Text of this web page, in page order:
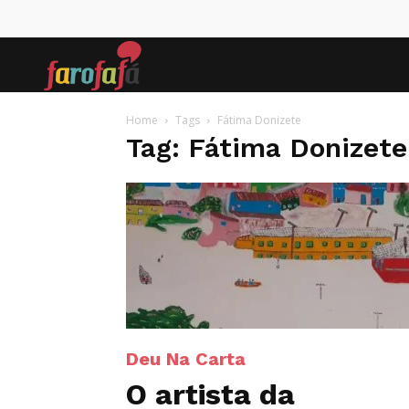
Home Tags Fátima Donizete
Tag: Fátima Donizete
Deu Na Carta
O artista da